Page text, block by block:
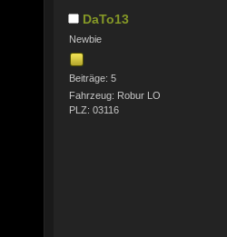
DaTo13
Newbie
Beiträge: 5
Fahrzeug: Robur LO
PLZ: 03116